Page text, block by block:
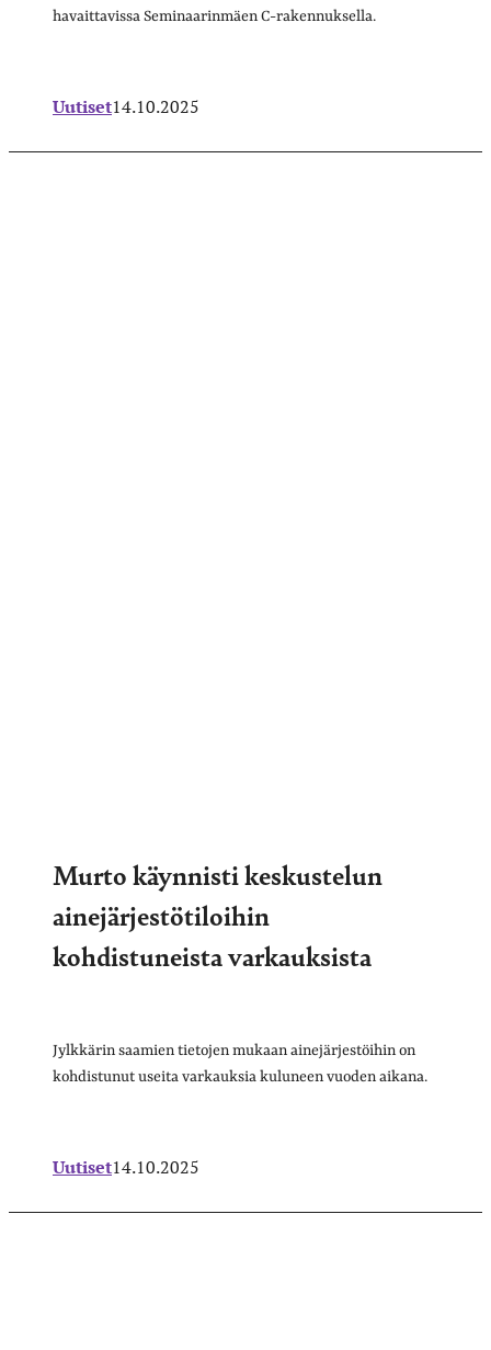
havaittavissa Seminaarinmäen C-rakennuksella.
Uutiset14.10.2025
Murto käynnisti keskustelun
ainejärjestötiloihin
kohdistuneista varkauksista
Jylkkärin saamien tietojen mukaan ainejärjestöihin on
kohdistunut useita varkauksia kuluneen vuoden aikana.
Uutiset14.10.2025